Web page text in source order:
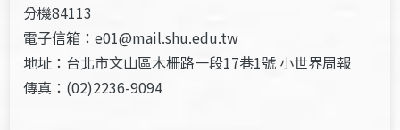
分機84113
電子信箱：e01@mail.shu.edu.tw
地址：台北市文山區木柵路一段17巷1號 小世界周報
傳真：(02)2236-9094